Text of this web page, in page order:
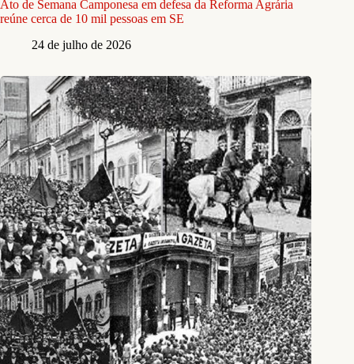
Ato de Semana Camponesa em defesa da Reforma Agrária
reúne cerca de 10 mil pessoas em SE
24 de julho de 2026